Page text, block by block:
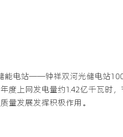
能电站——钟祥双河光储电站
度上网发电量约1.42亿千瓦时
量发展发挥积极作用。